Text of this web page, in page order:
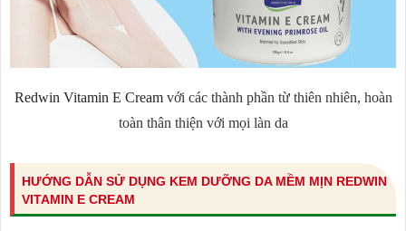
Redwin Vitamin E Cream với các thành phần từ thiên nhiên, hoàn
toàn thân thiện với mọi làn da
HƯỚNG DẪN SỬ DỤNG KEM DƯỠNG DA MỀM MỊN REDWIN
VITAMIN E CREAM